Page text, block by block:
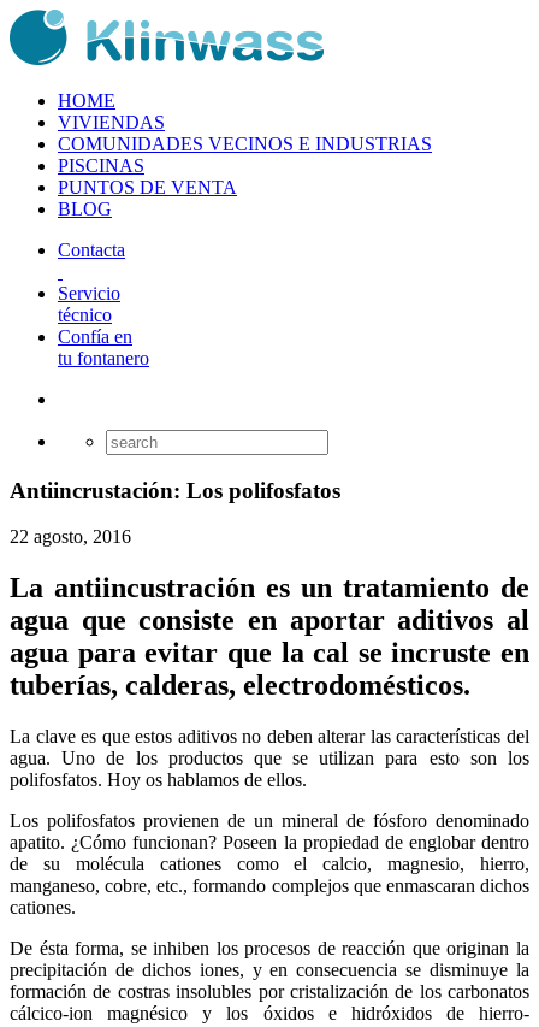
HOME
VIVIENDAS
COMUNIDADES VECINOS E INDUSTRIAS
PISCINAS
PUNTOS DE VENTA
BLOG
Contacta
Servicio
técnico
Confía en
tu fontanero
Antiincrustación: Los polifosfatos
22 agosto, 2016
La antiincustración es un tratamiento de
agua que consiste en aportar aditivos al
agua para evitar que la cal se incruste en
tuberías, calderas, electrodomésticos.
La clave es que estos aditivos no deben alterar las características del
agua. Uno de los productos que se utilizan para esto son los
polifosfatos. Hoy os hablamos de ellos.
Los polifosfatos provienen de un mineral de fósforo denominado
apatito. ¿Cómo funcionan? Poseen la propiedad de englobar dentro
de su molécula cationes como el calcio, magnesio, hierro,
manganeso, cobre, etc., formando complejos que enmascaran dichos
cationes.
De ésta forma, se inhiben los procesos de reacción que originan la
precipitación de dichos iones, y en consecuencia se disminuye la
formación de costras insolubles por cristalización de los carbonatos
cálcico-ion magnésico y los óxidos e hidróxidos de hierro-